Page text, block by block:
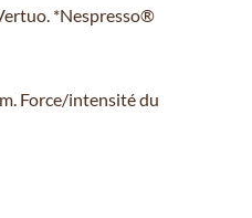
*Nespresso®
Force/intensité du